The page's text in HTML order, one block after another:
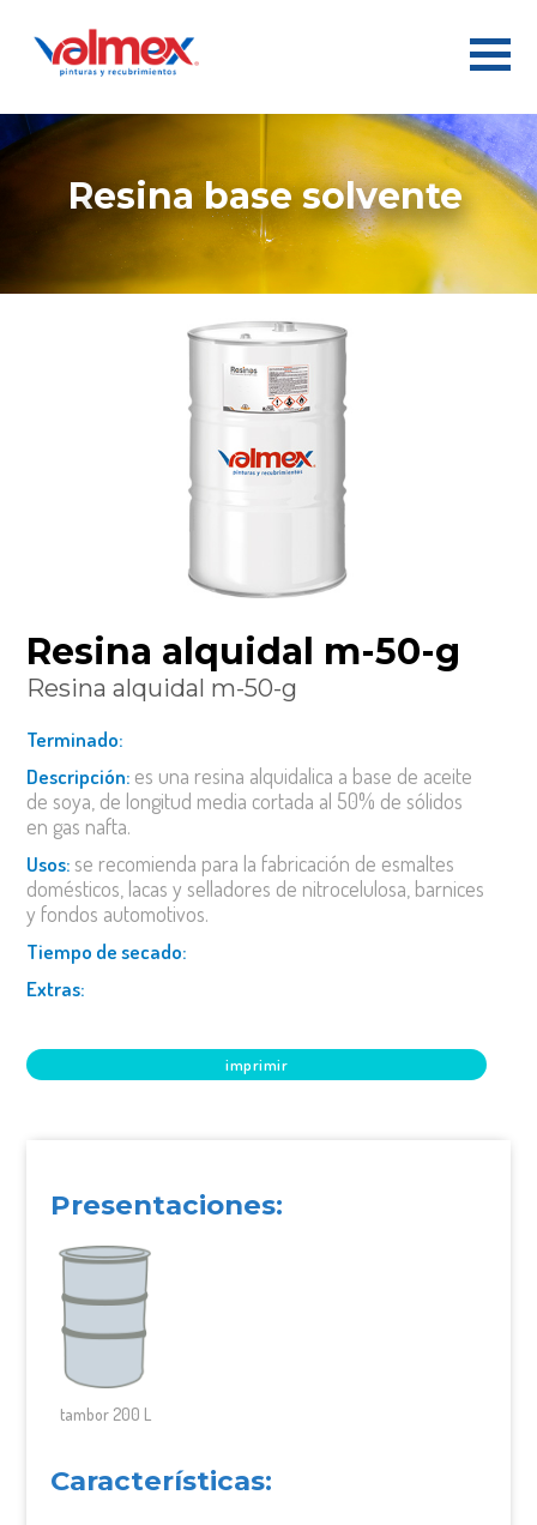
resina base solvente
resina alquidal m-50-g
resina alquidal m-50-g
terminado:
descripción: es una resina alquidalica a base de aceite
de soya, de longitud media cortada al 50% de sólidos
en gas nafta.
usos:se recomienda para la fabricación de esmaltes
domésticos, lacas y selladores de nitrocelulosa, barnices
y fondos automotivos.
tiempo de secado:
extras:
imprimir
Presentaciones:
tambor 200 L
Características: